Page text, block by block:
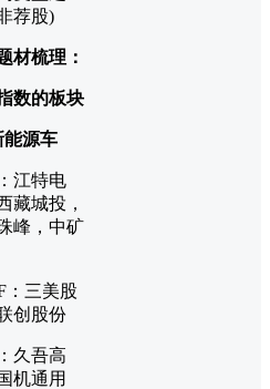
荐股)
材梳理：
数的板块
能源车
江特电
藏城投，
峰，中矿
：三美股
创股份
久吾高
机通用